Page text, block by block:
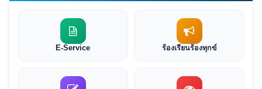
E-Service ร้องเรียนร้องทุกข์